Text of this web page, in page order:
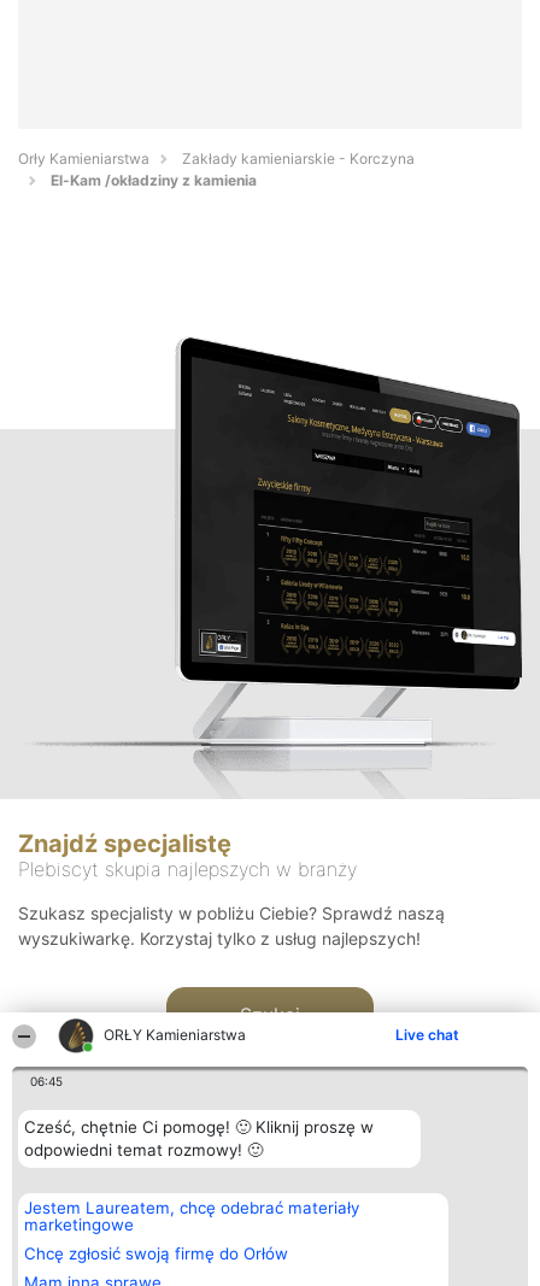
ORŁY Kamieniarstwa Live chat
06:45
Cześć, chętnie Ci pomogę! 🙂 Kliknij proszę w
odpowiedni temat rozmowy! 🙂
Jestem Laureatem, chcę odebrać materiały
marketingowe
Chcę zgłosić swoją firmę do Orłów
Orły Kamieniarstwa
Zakłady kamieniarskie - Korczyna
El-Kam /okładziny z kamienia
Znajdź specjalistę
Plebiscyt skupia najlepszych w branży
Szukasz specjalisty w pobliżu Ciebie? Sprawdź naszą
wyszukiwarkę. Korzystaj tylko z usług najlepszych!
Szukaj
Organizator plebiscytu
Bright Side Solutions sp. z o.
o. sp. k.
ul. Ruska 22
Wrocław 50-079
KRS 0000749100 | Regon
Plebiscyt
Laureaci
wszystkich
Laureatów
Kontakt
Kontakt